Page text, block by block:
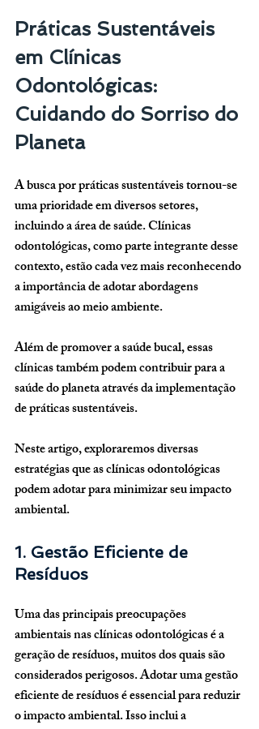
Práticas Sustentáveis
em Clínicas
Odontológicas:
Cuidando do Sorriso do
Planeta
A busca por práticas sustentáveis tornou-se
uma prioridade em diversos setores,
incluindo a área de saúde. Clínicas
odontológicas, como parte integrante desse
contexto, estão cada vez mais reconhecendo
a importância de adotar abordagens
amigáveis ao meio ambiente.
Além de promover a saúde bucal, essas
clínicas também podem contribuir para a
saúde do planeta através da implementação
de práticas sustentáveis.
Neste artigo, exploraremos diversas
estratégias que as clínicas odontológicas
podem adotar para minimizar seu impacto
ambiental.
1. Gestão Eficiente de
Resíduos
Uma das principais preocupações
ambientais nas clínicas odontológicas é a
geração de resíduos, muitos dos quais são
considerados perigosos. Adotar uma gestão
eficiente de resíduos é essencial para reduzir
o impacto ambiental. Isso inclui a